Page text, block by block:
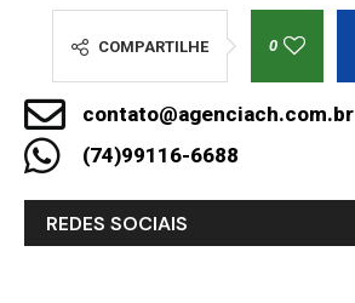
COMPARTILHE 0
contato@agenciach.com.br
(74)99116-6688
REDES SOCIAIS